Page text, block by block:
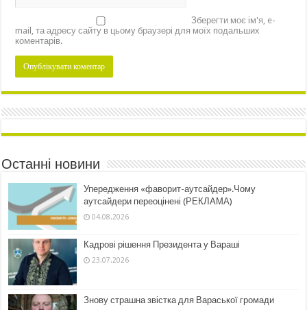
Зберегти моє ім'я, e-
mail, та адресу сайту в цьому браузері для моїх подальших
коментарів.
Останні новини
Упередження «фаворит-аутсайдер».Чому
аутсайдери переоцінені (РЕКЛАМА)
04.08.2026
Кадрові рішення Президента у Вараші
23.07.2026
Знову страшна звістка для Вараської громади